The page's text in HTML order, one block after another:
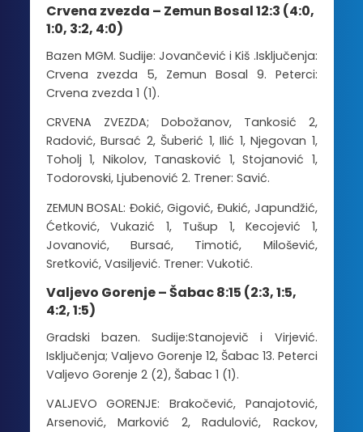
Crvena zvezda – Zemun Bosal 12:3 (4:0,
1:0, 3:2, 4:0)
Bazen MGM. Sudije: Jovančević i Kiš .Isključenja:
Crvena zvezda 5, Zemun Bosal 9. Peterci:
Crvena zvezda 1 (1).
CRVENA ZVEZDA; Dobožanov, Tankosić 2,
Radović, Bursać 2, Šuberić 1, Ilić 1, Njegovan 1,
Toholj 1, Nikolov, Tanasković 1, Stojanović 1,
Todorovski, Ljubenović 2. Trener: Savić.
ZEMUN BOSAL: Đokić, Gigović, Đukić, Japundžić,
Ćetković, Vukazić 1, Tušup 1, Kecojević 1,
Jovanović, Bursać, Timotić, Milošević,
Sretković, Vasiljević. Trener: Vukotić.
Valjevo Gorenje – Šabac 8:15 (2:3, 1:5,
4:2, 1:5)
Gradski bazen. Sudije:Stanojevič i Virjević.
Isključenja; Valjevo Gorenje 12, Šabac 13. Peterci
Valjevo Gorenje 2 (2), Šabac 1 (1).
VALJEVO GORENJE: Brakočević, Panajotović,
Arsenović, Marković 2, Radulović, Rackov,